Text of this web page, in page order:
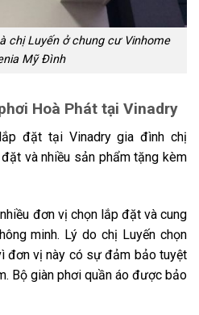
chị Luyến ở chung cư Vinhome
Mỹ Đình
Hoà Phát tại Vinadry
đặt tại Vinadry gia đình chị
và nhiều sản phẩm tặng kèm
đơn vị chọn lắp đặt và cung
minh. Lý do chị Luyến chọn
đơn vị này có sự đảm bảo tuyệt
Bộ giàn phơi quần áo được bảo